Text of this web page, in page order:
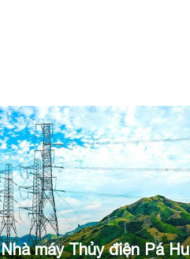
Nhà máy Thủy điện Pá Hu